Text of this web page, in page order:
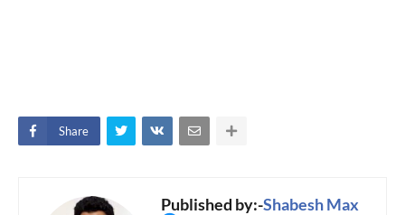
Share
Published by:-Shabesh Max